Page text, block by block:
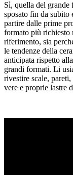
Sì, quella del grande
sposato fin da subito
partire dalle prime
formato più richiesto
riferimento, sia
le tendenze della
anticipata rispetto
grandi formati. Li
rivestire scale,
vere e proprie lastre